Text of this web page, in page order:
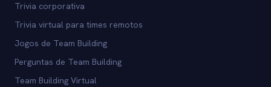
Trivia corporativa
Trivia virtual para times remotos
Jogos de Team Building
Perguntas de Team Building
Team Building Virtual